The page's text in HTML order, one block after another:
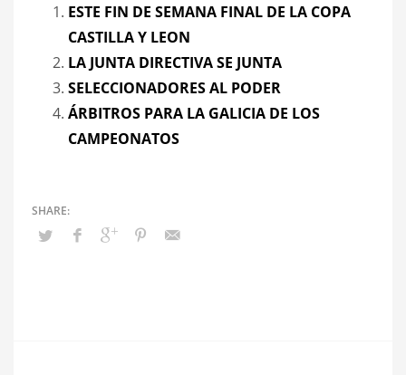
ESTE FIN DE SEMANA FINAL DE LA COPA
CASTILLA Y LEON
LA JUNTA DIRECTIVA SE JUNTA
SELECCIONADORES AL PODER
ÁRBITROS PARA LA GALICIA DE LOS
CAMPEONATOS